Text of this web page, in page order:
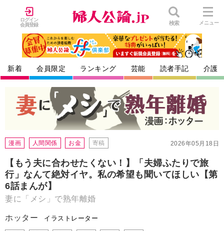
ログイン
会員登録
検索 メニュー
新着 会員限定 ランキング 芸能 読者手記 介護
2026年05月18日
漫画 人間関係 お金 寄稿
【もう夫に合わせたくない！】「夫婦ふたりで旅
行」なんて絶対イヤ。私の希望も聞いてほしい【第
6話まんが】
妻に「メシ」で熟年離婚
ホッター イラストレーター